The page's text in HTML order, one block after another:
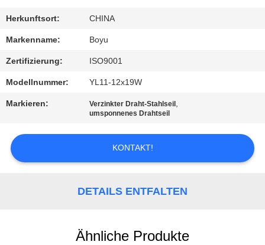
MIT
UNS
IN
VERBINDUNG
NACHRICHTEN
FORDERN
Herkunftsort: CHINA
Markenname: Boyu
Zertifizierung: ISO9001
Modellnummer: YL11-12x19W
Markieren: Verzinkter Draht-Stahlseil ,
umsponnenes Drahtseil
KONTAKT!
DETAILS ENTFALTEN
Ähnliche Produkte